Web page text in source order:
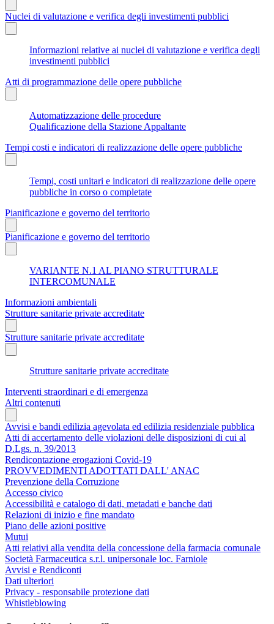
Nuclei di valutazione e verifica degli investimenti pubblici
Informazioni relative ai nuclei di valutazione e verifica degli
investimenti pubblici
Atti di programmazione delle opere pubbliche
Automatizzazione delle procedure
Qualificazione della Stazione Appaltante
Tempi costi e indicatori di realizzazione delle opere pubbliche
Tempi, costi unitari e indicatori di realizzazione delle opere
pubbliche in corso o completate
Pianificazione e governo del territorio
Pianificazione e governo del territorio
VARIANTE N.1 AL PIANO STRUTTURALE
INTERCOMUNALE
Informazioni ambientali
Strutture sanitarie private accreditate
Strutture sanitarie private accreditate
Strutture sanitarie private accreditate
Interventi straordinari e di emergenza
Altri contenuti
Avvisi e bandi edilizia agevolata ed edilizia residenziale pubblica
Atti di accertamento delle violazioni delle disposizioni di cui al
D.Lgs. n. 39/2013
Rendicontazione erogazioni Covid-19
PROVVEDIMENTI ADOTTATI DALL' ANAC
Prevenzione della Corruzione
Accesso civico
Accessibilità e catalogo di dati, metadati e banche dati
Relazioni di inizio e fine mandato
Piano delle azioni positive
Mutui
Atti relativi alla vendita della concessione della farmacia comunale
Società Farmaceutica s.r.l. unipersonale loc. Farniole
Avvisi e Rendiconti
Dati ulteriori
Privacy - responsabile protezione dati
Whistleblowing